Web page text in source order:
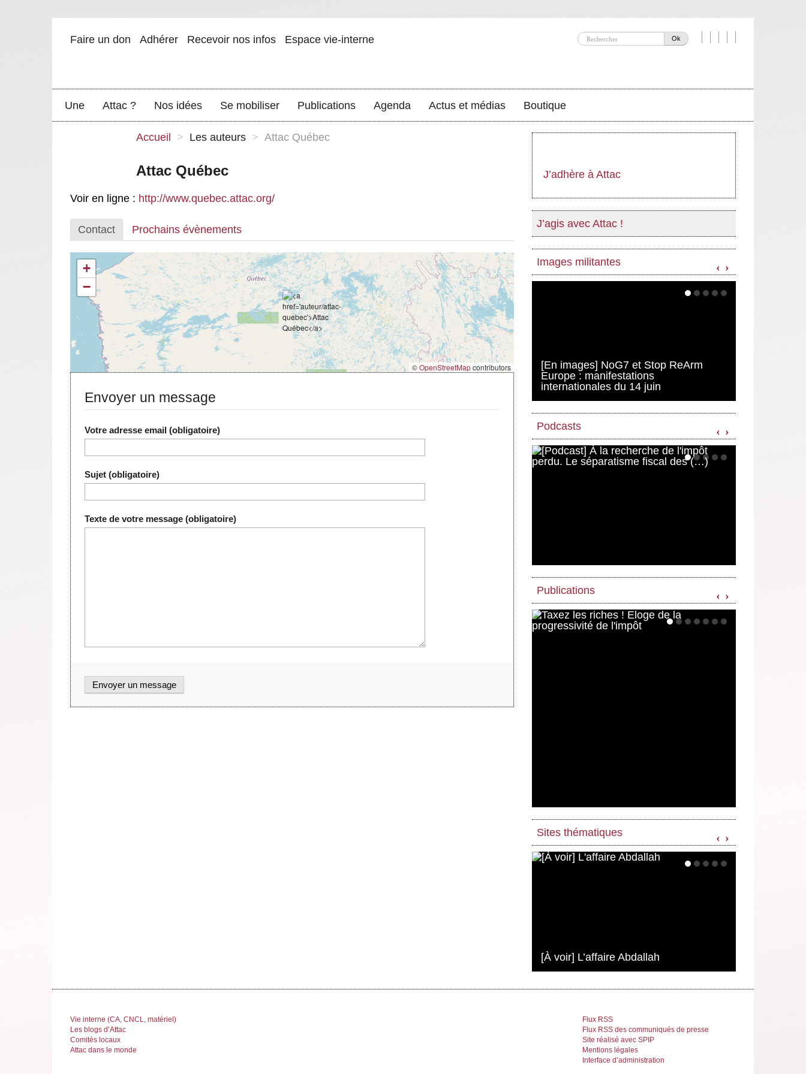
Ok
Faire un don Adhérer Recevoir nos infos Espace vie-interne
Une Attac ? Nos idées Se mobiliser Publications Agenda Actus et médias Boutique
Accueil > Les auteurs > Attac Québec
Attac Québec
Voir en ligne : http://www.quebec.attac.org/
Contact Prochains évènements
+
−
©OpenStreetMapcontributors
Envoyer un message
Votre adresse email (obligatoire)
Sujet (obligatoire)
Texte de votre message (obligatoire)
J’adhère à Attac
J’agis avec Attac !
Images militantes
[En images] NoG7 et Stop ReArm
Europe : manifestations
internationales du 14 juin
‹ ›
Podcasts ‹ ›
Publications ‹ ›
Sites thématiques
[À voir] L’affaire Abdallah
‹ ›
Vie interne (CA, CNCL, matériel)
Les blogs d’Attac
Comités locaux
Attac dans le monde
Flux RSS
Flux RSS des communiqués de presse
Site réalisé avec SPIP
Mentions légales
Interface d’administration